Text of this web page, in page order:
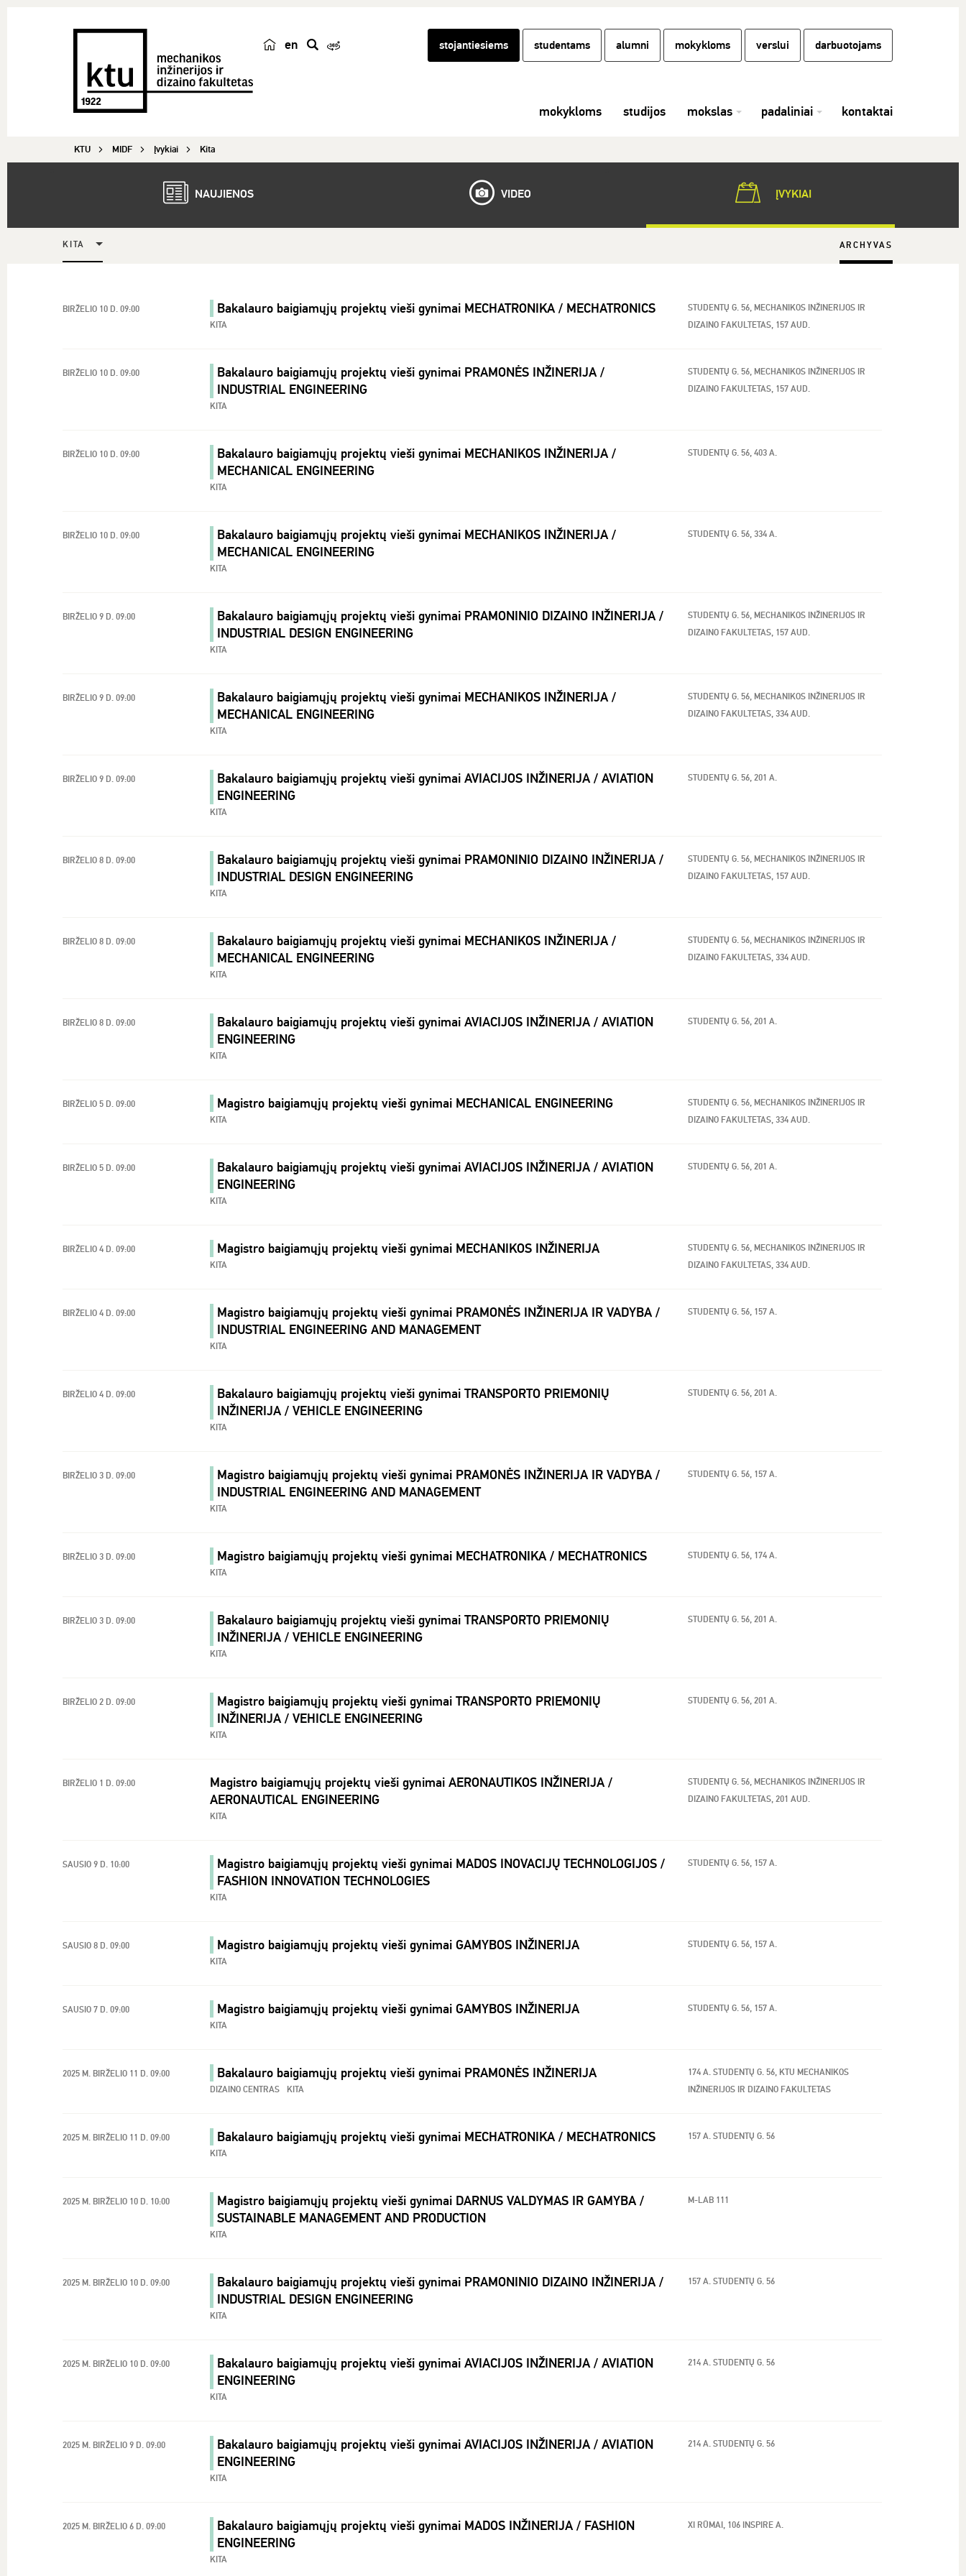
en stojantiesiems studentams alumni mokykloms verslui darbuotojams
mokykloms studijos mokslas padaliniai kontaktai
KTU MIDF Įvykiai Kita
NAUJIENOS VIDEO ĮVYKIAI
KITA ARCHYVAS
BIRŽELIO 10 D. 09:00 Bakalauro baigiamųjų projektų vieši gynimai MECHATRONIKA / MECHATRONICS
KITA
STUDENTŲ G. 56, MECHANIKOS INŽINERIJOS IR
DIZAINO FAKULTETAS, 157 AUD.
BIRŽELIO 10 D. 09:00
Bakalauro baigiamųjų projektų vieši gynimai PRAMONĖS INŽINERIJA /
INDUSTRIAL ENGINEERING
KITA
STUDENTŲ G. 56, MECHANIKOS INŽINERIJOS IR
DIZAINO FAKULTETAS, 157 AUD.
BIRŽELIO 10 D. 09:00
Bakalauro baigiamųjų projektų vieši gynimai MECHANIKOS INŽINERIJA /
MECHANICAL ENGINEERING
KITA
STUDENTŲ G. 56, 403 A.
BIRŽELIO 10 D. 09:00
Bakalauro baigiamųjų projektų vieši gynimai MECHANIKOS INŽINERIJA /
MECHANICAL ENGINEERING
KITA
STUDENTŲ G. 56, 334 A.
BIRŽELIO 9 D. 09:00
Bakalauro baigiamųjų projektų vieši gynimai PRAMONINIO DIZAINO INŽINERIJA /
INDUSTRIAL DESIGN ENGINEERING
KITA
STUDENTŲ G. 56, MECHANIKOS INŽINERIJOS IR
DIZAINO FAKULTETAS, 157 AUD.
BIRŽELIO 9 D. 09:00
Bakalauro baigiamųjų projektų vieši gynimai MECHANIKOS INŽINERIJA /
MECHANICAL ENGINEERING
KITA
STUDENTŲ G. 56, MECHANIKOS INŽINERIJOS IR
DIZAINO FAKULTETAS, 334 AUD.
BIRŽELIO 9 D. 09:00
Bakalauro baigiamųjų projektų vieši gynimai AVIACIJOS INŽINERIJA / AVIATION
ENGINEERING
KITA
STUDENTŲ G. 56, 201 A.
BIRŽELIO 8 D. 09:00
Bakalauro baigiamųjų projektų vieši gynimai PRAMONINIO DIZAINO INŽINERIJA /
INDUSTRIAL DESIGN ENGINEERING
KITA
STUDENTŲ G. 56, MECHANIKOS INŽINERIJOS IR
DIZAINO FAKULTETAS, 157 AUD.
BIRŽELIO 8 D. 09:00
Bakalauro baigiamųjų projektų vieši gynimai MECHANIKOS INŽINERIJA /
MECHANICAL ENGINEERING
KITA
STUDENTŲ G. 56, MECHANIKOS INŽINERIJOS IR
DIZAINO FAKULTETAS, 334 AUD.
BIRŽELIO 8 D. 09:00
Bakalauro baigiamųjų projektų vieši gynimai AVIACIJOS INŽINERIJA / AVIATION
ENGINEERING
KITA
STUDENTŲ G. 56, 201 A.
BIRŽELIO 5 D. 09:00 Magistro baigiamųjų projektų vieši gynimai MECHANICAL ENGINEERING
KITA
STUDENTŲ G. 56, MECHANIKOS INŽINERIJOS IR
DIZAINO FAKULTETAS, 334 AUD.
BIRŽELIO 5 D. 09:00
Bakalauro baigiamųjų projektų vieši gynimai AVIACIJOS INŽINERIJA / AVIATION
ENGINEERING
KITA
STUDENTŲ G. 56, 201 A.
BIRŽELIO 4 D. 09:00 Magistro baigiamųjų projektų vieši gynimai MECHANIKOS INŽINERIJA
KITA
STUDENTŲ G. 56, MECHANIKOS INŽINERIJOS IR
DIZAINO FAKULTETAS, 334 AUD.
BIRŽELIO 4 D. 09:00
Magistro baigiamųjų projektų vieši gynimai PRAMONĖS INŽINERIJA IR VADYBA /
INDUSTRIAL ENGINEERING AND MANAGEMENT
KITA
STUDENTŲ G. 56, 157 A.
BIRŽELIO 4 D. 09:00
Bakalauro baigiamųjų projektų vieši gynimai TRANSPORTO PRIEMONIŲ
INŽINERIJA / VEHICLE ENGINEERING
KITA
STUDENTŲ G. 56, 201 A.
BIRŽELIO 3 D. 09:00
Magistro baigiamųjų projektų vieši gynimai PRAMONĖS INŽINERIJA IR VADYBA /
INDUSTRIAL ENGINEERING AND MANAGEMENT
KITA
STUDENTŲ G. 56, 157 A.
BIRŽELIO 3 D. 09:00 Magistro baigiamųjų projektų vieši gynimai MECHATRONIKA / MECHATRONICS
KITA
STUDENTŲ G. 56, 174 A.
BIRŽELIO 3 D. 09:00
Bakalauro baigiamųjų projektų vieši gynimai TRANSPORTO PRIEMONIŲ
INŽINERIJA / VEHICLE ENGINEERING
KITA
STUDENTŲ G. 56, 201 A.
BIRŽELIO 2 D. 09:00
Magistro baigiamųjų projektų vieši gynimai TRANSPORTO PRIEMONIŲ
INŽINERIJA / VEHICLE ENGINEERING
KITA
STUDENTŲ G. 56, 201 A.
BIRŽELIO 1 D. 09:00
Magistro baigiamųjų projektų vieši gynimai AERONAUTIKOS INŽINERIJA /
AERONAUTICAL ENGINEERING
KITA
STUDENTŲ G. 56, MECHANIKOS INŽINERIJOS IR
DIZAINO FAKULTETAS, 201 AUD.
SAUSIO 9 D. 10:00
Magistro baigiamųjų projektų vieši gynimai MADOS INOVACIJŲ TECHNOLOGIJOS /
FASHION INNOVATION TECHNOLOGIES
KITA
STUDENTŲ G. 56, 157 A.
SAUSIO 8 D. 09:00 Magistro baigiamųjų projektų vieši gynimai GAMYBOS INŽINERIJA
KITA
STUDENTŲ G. 56, 157 A.
SAUSIO 7 D. 09:00 Magistro baigiamųjų projektų vieši gynimai GAMYBOS INŽINERIJA
KITA
STUDENTŲ G. 56, 157 A.
2025 M. BIRŽELIO 11 D. 09:00 Bakalauro baigiamųjų projektų vieši gynimai PRAMONĖS INŽINERIJA
DIZAINO CENTRAS KITA
174 A. STUDENTŲ G. 56, KTU MECHANIKOS
INŽINERIJOS IR DIZAINO FAKULTETAS
2025 M. BIRŽELIO 11 D. 09:00 Bakalauro baigiamųjų projektų vieši gynimai MECHATRONIKA / MECHATRONICS
KITA
157 A. STUDENTŲ G. 56
2025 M. BIRŽELIO 10 D. 10:00
Magistro baigiamųjų projektų vieši gynimai DARNUS VALDYMAS IR GAMYBA /
SUSTAINABLE MANAGEMENT AND PRODUCTION
KITA
M-LAB 111
2025 M. BIRŽELIO 10 D. 09:00
Bakalauro baigiamųjų projektų vieši gynimai PRAMONINIO DIZAINO INŽINERIJA /
INDUSTRIAL DESIGN ENGINEERING
KITA
157 A. STUDENTŲ G. 56
2025 M. BIRŽELIO 10 D. 09:00
Bakalauro baigiamųjų projektų vieši gynimai AVIACIJOS INŽINERIJA / AVIATION
ENGINEERING
KITA
214 A. STUDENTŲ G. 56
2025 M. BIRŽELIO 9 D. 09:00
Bakalauro baigiamųjų projektų vieši gynimai AVIACIJOS INŽINERIJA / AVIATION
ENGINEERING
KITA
214 A. STUDENTŲ G. 56
2025 M. BIRŽELIO 6 D. 09:00
Bakalauro baigiamųjų projektų vieši gynimai MADOS INŽINERIJA / FASHION
ENGINEERING
KITA
XI RŪMAI, 106 INSPIRE A.